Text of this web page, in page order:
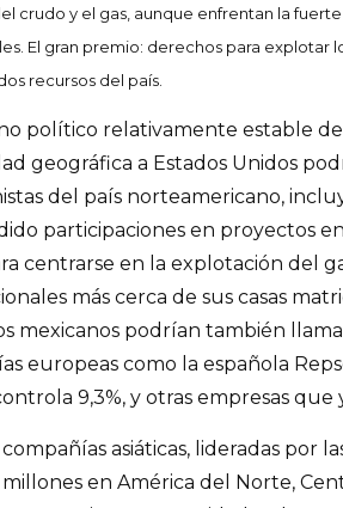
crudo y el gas, aunque enfrentan la
El gran premio: derechos para explotar
recursos del país.
político relativamente estable de
geográfica a Estados Unidos
del país norteamericano,
participaciones en proyectos
centrarse en la explotación del
más cerca de sus casas
mexicanos podrían también
europeas como la española
9,3%, y otras empresas que
asiáticas, lideradas por
en América del Norte,